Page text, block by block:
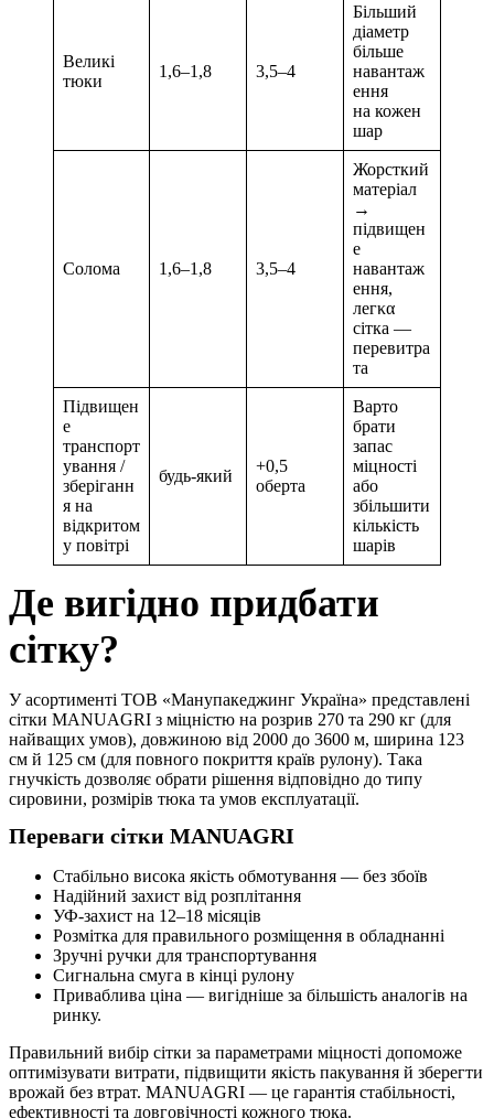
Великі
тюки
1,6–1,8 3,5–4
Більший
діаметр
більше
навантаж
ення
на кожен
шар
Солома 1,6–1,8 3,5–4
Жорсткий
матеріал
→
підвищен
е
навантаж
ення,
легκα
сітка —
перевитра
та
Підвищен
е
транспорт
ування /
зберіганн
я на
відкритом
у повітрі
будь-який
+0,5
оберта
Варто
брати
запас
міцності
або
збільшити
кількість
шарів
Де вигідно придбати
сітку?
У асортименті ТОВ «Манупакеджинг Україна» представлені
сітки MANUAGRI з міцністю на розрив 270 та 290 кг (для
найващих умов), довжиною від 2000 до 3600 м, ширина 123
см й 125 см (для повного покриття країв рулону). Така
гнучкість дозволяє обрати рішення відповідно до типу
сировини, розмірів тюка та умов експлуатації.
Переваги сітки MANUAGRI
Стабільно висока якість обмотування — без збоїв
Надійний захист від розплітання
УФ-захист на 12–18 місяців
Розмітка для правильного розміщення в обладнанні
Зручні ручки для транспортування
Сигнальна смуга в кінці рулону
Приваблива ціна — вигідніше за більшість аналогів на
ринку.
Правильний вибір сітки за параметрами міцності допоможе
оптимізувати витрати, підвищити якість пакування й зберегти
врожай без втрат. MANUAGRI — це гарантія стабільності,
ефективності та довговічності кожного тюка.